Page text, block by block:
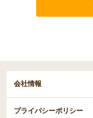
会社情報
プライバシーポリシー